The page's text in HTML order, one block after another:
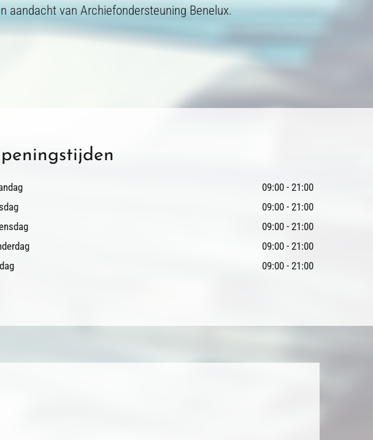
aandacht van Archiefondersteuning Benelux.
09:00 - 21:00
09:00 - 21:00
09:00 - 21:00
09:00 - 21:00
09:00 - 21:00